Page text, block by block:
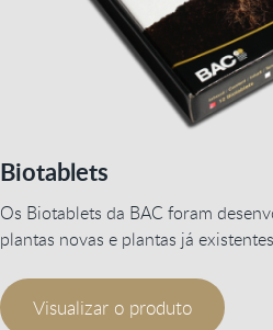
Biotablets
Os Biotablets da BAC foram
plantas novas e plantas já
Visualizar o produto